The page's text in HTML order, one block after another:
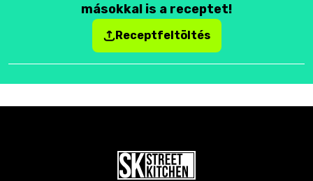
másokkal is a receptet!
Receptfeltöltés